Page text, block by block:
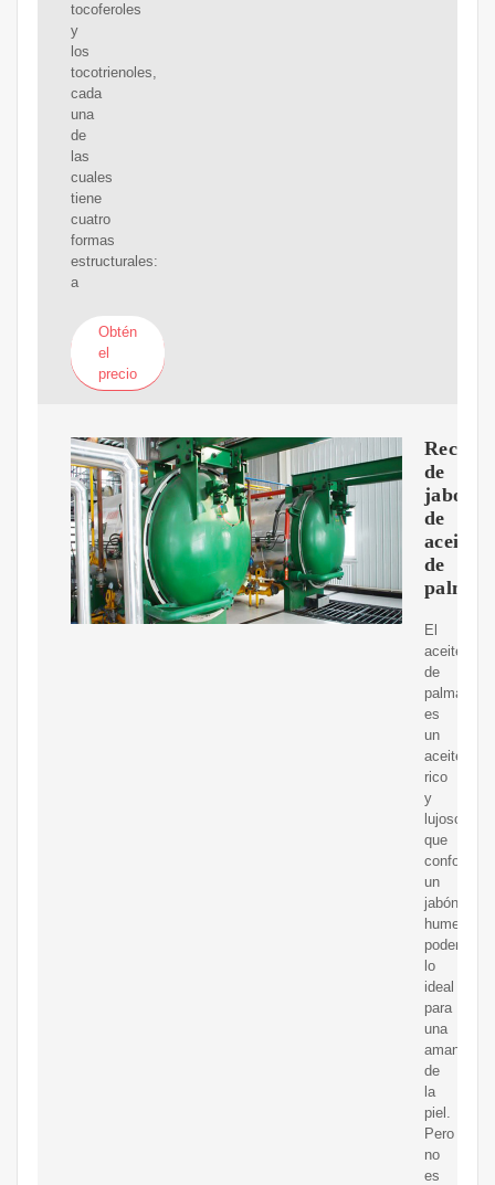
tocoferoles
y
los
tocotrienoles,
cada
una
de
las
cuales
tiene
cuatro
formas
estructurales:
a
Obtén
el
precio
Receta
de
jabon
de
aceite
de
palma
El
aceite
de
palma
es
un
aceite
rico
y
lujoso
que
conforma
un
jabón
poderoso,
lo
ideal
para
una
amante
de
la
piel.
Pero
no
es